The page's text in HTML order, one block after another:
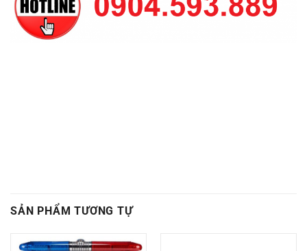
SẢN PHẨM TƯƠNG TỰ